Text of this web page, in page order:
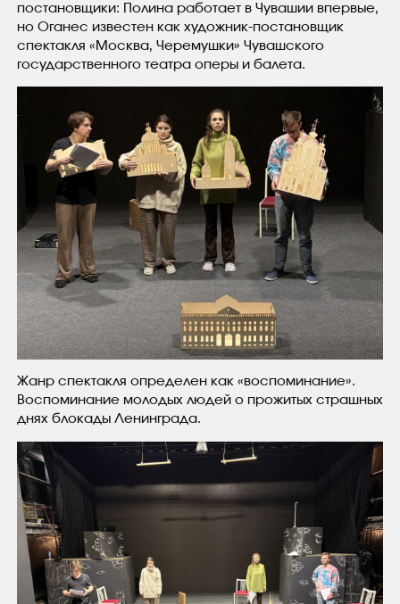
постановщики: Полина работает в Чувашии впервые,
но Оганес известен как художник-постановщик
спектакля «Москва, Черемушки» Чувашского
государственного театра оперы и балета.
Жанр спектакля определен как «воспоминание».
Воспоминание молодых людей о прожитых страшных
днях блокады Ленинграда.